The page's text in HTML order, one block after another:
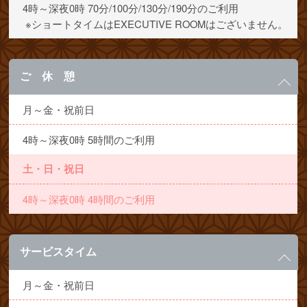
4時～深夜0時 70分/100分/130分/190分のご利用
※ショートタイムはEXECUTIVE ROOMはございません。
ご 休 憩
月～金・祝前日
4時～深夜0時 5時間のご利用
土・日・祝日
4時～深夜0時 4時間のご利用
サービスタイム
月～金・祝前日